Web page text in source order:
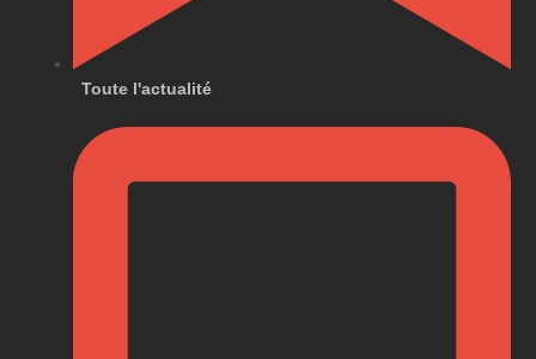
Toute l'actualité